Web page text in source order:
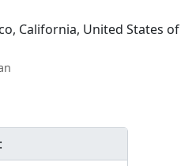
California, United States of